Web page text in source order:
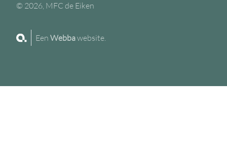
© 2026, MFC de Eiken
EenWebbawebsite.